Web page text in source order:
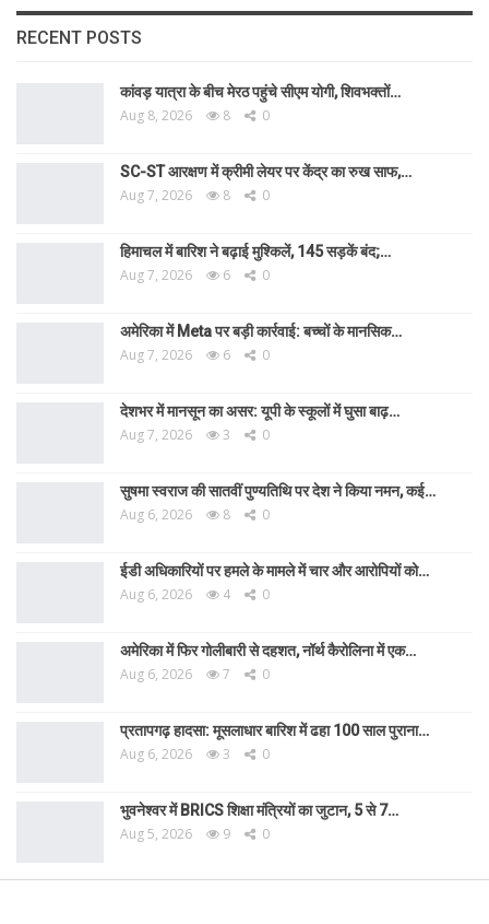
RECENT POSTS
कांवड़ यात्रा के बीच मेरठ पहुंचे सीएम योगी, शिवभक्तों…
Aug 8, 2026 8 0
SC-ST आरक्षण में क्रीमी लेयर पर केंद्र का रुख साफ,…
Aug 7, 2026 8 0
हिमाचल में बारिश ने बढ़ाई मुश्किलें, 145 सड़कें बंद;…
Aug 7, 2026 6 0
अमेरिका में Meta पर बड़ी कार्रवाई: बच्चों के मानसिक…
Aug 7, 2026 6 0
देशभर में मानसून का असर: यूपी के स्कूलों में घुसा बाढ़…
Aug 7, 2026 3 0
सुषमा स्वराज की सातवीं पुण्यतिथि पर देश ने किया नमन, कई…
Aug 6, 2026 8 0
ईडी अधिकारियों पर हमले के मामले में चार और आरोपियों को…
Aug 6, 2026 4 0
अमेरिका में फिर गोलीबारी से दहशत, नॉर्थ कैरोलिना में एक…
Aug 6, 2026 7 0
प्रतापगढ़ हादसा: मूसलाधार बारिश में ढहा 100 साल पुराना…
Aug 6, 2026 3 0
भुवनेश्वर में BRICS शिक्षा मंत्रियों का जुटान, 5 से 7…
Aug 5, 2026 9 0